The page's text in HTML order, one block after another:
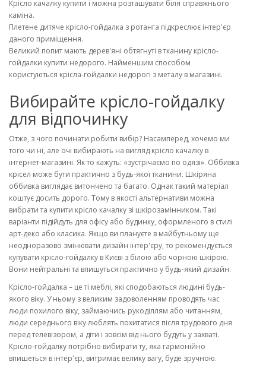
Крісло качалку купити і можна розташувати біля справжнього
каміна.
Плетене дитяче крісло-гойдалка з ротанга підкреслює інтер'єр
даного приміщення.
Великий попит мають дерев'яні обтягнуті в тканину крісло-
гойдалки купити недорого. Найменшим способом
користуються крісла-гойдалки недорогі з металу в магазині.
Вибирайте крісло-гойдалку
для відпочинку
Отже, з чого починати робити вибір? Насамперед, хочемо ми
того чи ні, але очі вибирають на вигляд крісло качалку в
інтернет-магазині. Як то кажуть: «зустрічаємо по одязі». Оббивка
крісел може бути практично з будь-якої тканини. Шкіряна
оббивка виглядає витончено та багато. Однак такий матеріал
коштує досить дорого. Тому в якості альтернативи можна
вибрати та купити крісло качалку зі шкірозамінником. Такі
варіанти підійдуть для офісу або будинку, оформленого в стилі
арт-деко або класика. Якщо ви плануєте в майбутньому ще
неодноразово змінювати дизайн інтер'єру, то рекомендується
купувати крісло-гойдалку в Києві з білою або чорною шкірою.
Вони нейтральні та впишуться практично у будь-який дизайн.
Крісло-гойдалка – це ті меблі, які сподобаються людині будь-
якого віку. У ньому з великим задоволенням проводять час
люди похилого віку, займаючись рукоділлям або читанням,
люди середнього віку люблять похитатися після трудового дня
перед телевізором, а діти і зовсім від нього будуть у захваті.
Крісло-гойдалку потрібно вибирати ту, яка гармонійно
впишеться в інтер'єр, витримає велику вагу, буде зручною.